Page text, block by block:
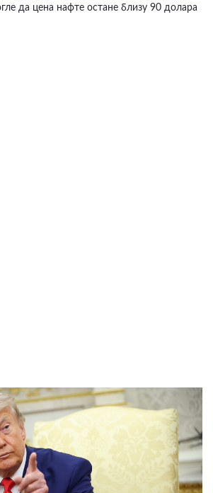
да цена нафте остане близу 90 долара